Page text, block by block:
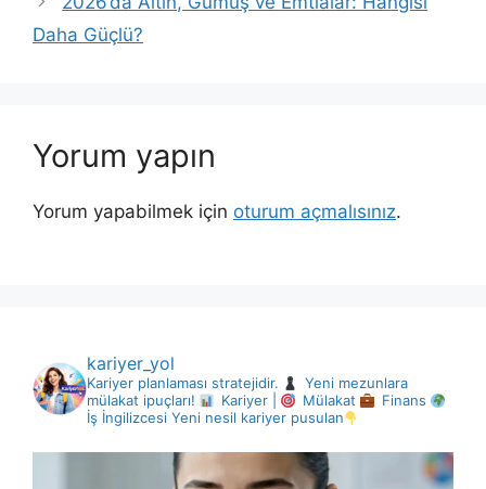
Daha Güçlü?
Yorum yapın
Yorum yapabilmek için oturum açmalısınız.
kariyer_yol
Kariyer planlaması stratejidir.
Yeni mezunlara
mülakat ipuçları!
Kariyer | Mülakat
Finans
İş İngilizcesi Yeni nesil kariyer pusulan